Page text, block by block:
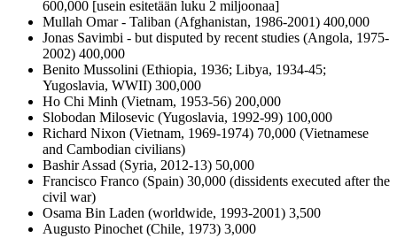
600,000 [usein esitetään luku 2 miljoonaa]
Mullah Omar - Taliban (Afghanistan, 1986-2001) 400,000
Jonas Savimbi - but disputed by recent studies (Angola, 1975-
2002) 400,000
Benito Mussolini (Ethiopia, 1936; Libya, 1934-45;
Yugoslavia, WWII) 300,000
Ho Chi Minh (Vietnam, 1953-56) 200,000
Slobodan Milosevic (Yugoslavia, 1992-99) 100,000
Richard Nixon (Vietnam, 1969-1974) 70,000 (Vietnamese
and Cambodian civilians)
Bashir Assad (Syria, 2012-13) 50,000
Francisco Franco (Spain) 30,000 (dissidents executed after the
civil war)
Osama Bin Laden (worldwide, 1993-2001) 3,500
Augusto Pinochet (Chile, 1973) 3,000